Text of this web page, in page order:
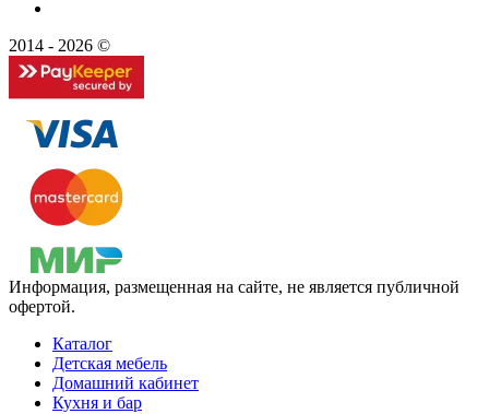
2014 - 2026 ©
Информация, размещенная на сайте, не является публичной
офертой.
Каталог
Детская мебель
Домашний кабинет
Кухня и бар